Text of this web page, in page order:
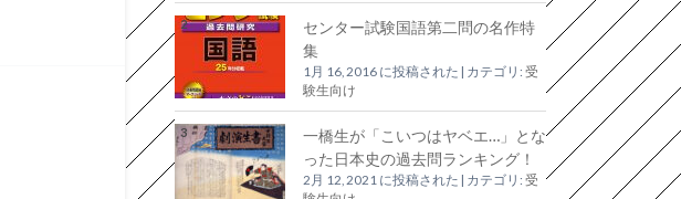
センター試験国語第二問の名作特
集
1月 16, 2016 に投稿された | カテゴリ: 受
験生向け
一橋生が「こいつはヤベエ…」とな
った日本史の過去問ランキング！
2月 12, 2021 に投稿された カテゴリ: 受